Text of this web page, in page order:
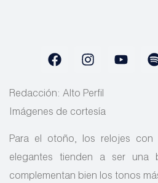
Redacción: Alto Perfil
Imágenes de cortesía
Para el otoño, los relojes con
elegantes tienden a ser una
complementan bien los tonos